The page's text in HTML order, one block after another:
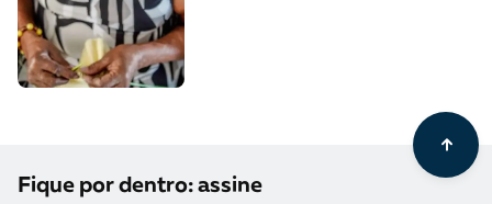
Fique por dentro: assine